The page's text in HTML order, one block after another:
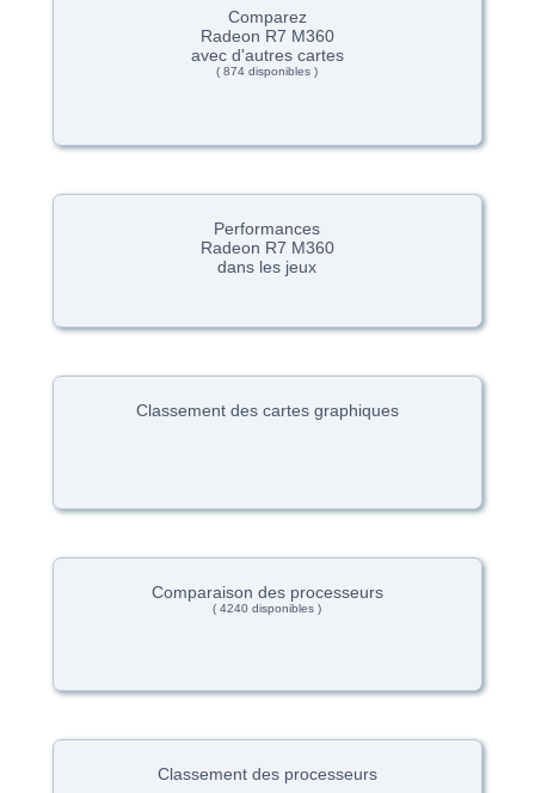
Comparez
Radeon R7 M360
avec d'autres cartes
( 874 disponibles )
Performances
Radeon R7 M360
dans les jeux
Classement des cartes graphiques
Comparaison des processeurs
( 4240 disponibles )
Classement des processeurs